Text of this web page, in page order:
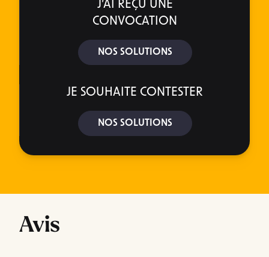
J’AI REÇU UNE
CONVOCATION
NOS SOLUTIONS
JE SOUHAITE CONTESTER
NOS SOLUTIONS
Avis